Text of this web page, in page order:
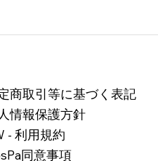
商取引等に基づく表記
情報保護方針
- 利用規約
同意事項